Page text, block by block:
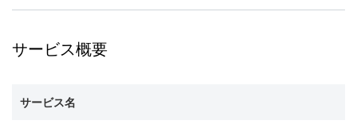
サービス概要
サービス名